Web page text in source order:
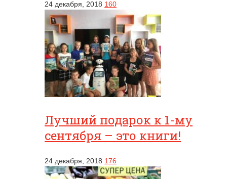
24 декабря, 2018 160
Лучший подарок к 1-му
сентября – это книги!
24 декабря, 2018 176